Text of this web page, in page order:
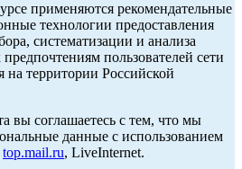
применяются рекомендательные
технологии предоставления
систематизации и анализа
пользователей сети
территории Российской
вы соглашаетесь с тем, что мы
данные с использованием
top.mail.ru, LiveInternet.